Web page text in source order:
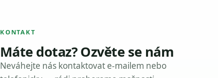
KONTAKT
Máte dotaz? Ozvěte se nám
Neváhejte nás kontaktovat e-mailem nebo